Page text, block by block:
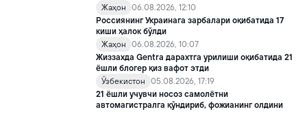
Жаҳон
06.08.2026, 12:10
Россиянинг Украинага зарбалари оқибатида 17
киши ҳалок бўлди
Жаҳон
06.08.2026, 10:07
Жиззахда Gentra дарахтга урилиши оқибатида 21
ёшли блогер қиз вафот этди
Ўзбекистон
05.08.2026, 17:19
21 ёшли учувчи носоз самолётни
автомагистралга қўндириб, фожианинг олдини